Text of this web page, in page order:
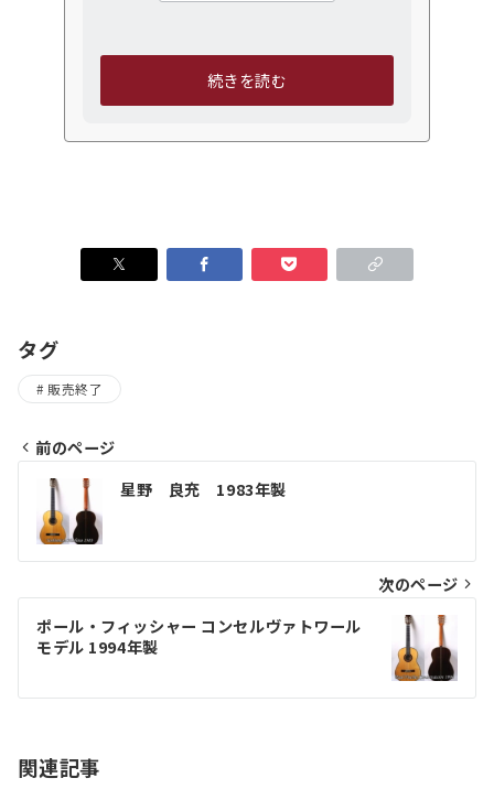
タグ
販売終了
ナ
ビ
ゲ
シ
ン
前のページ
星野 良充 1983年製
次のページ
ポール・フィッシャー コンセルヴァトワール
モデル 1994年製
関連記事